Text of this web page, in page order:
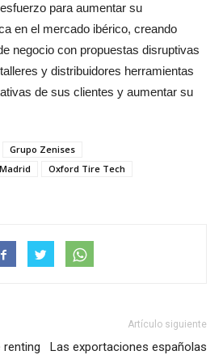
para aumentar su
en el mercado ibérico, creando
negocio con propuestas disruptivas
y distribuidores herramientas
de sus clientes y aumentar su
Grupo Zenises
Oxford Tire Tech
Artículo siguiente
Las exportaciones españolas